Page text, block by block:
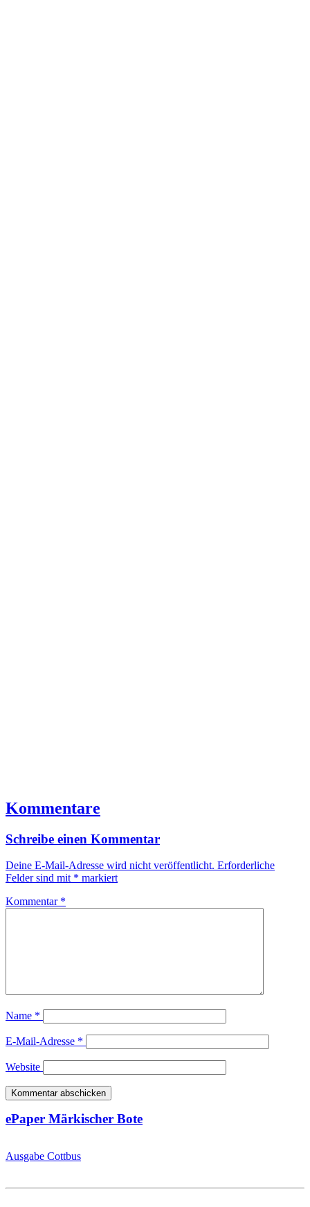
Kommentare
Schreibe einen Kommentar
Deine E-Mail-Adresse wird nicht veröffentlicht. Erforderliche
Felder sind mit * markiert
Kommentar *
Name *
E-Mail-Adresse *
Website
ePaper Märkischer Bote
Ausgabe Cottbus